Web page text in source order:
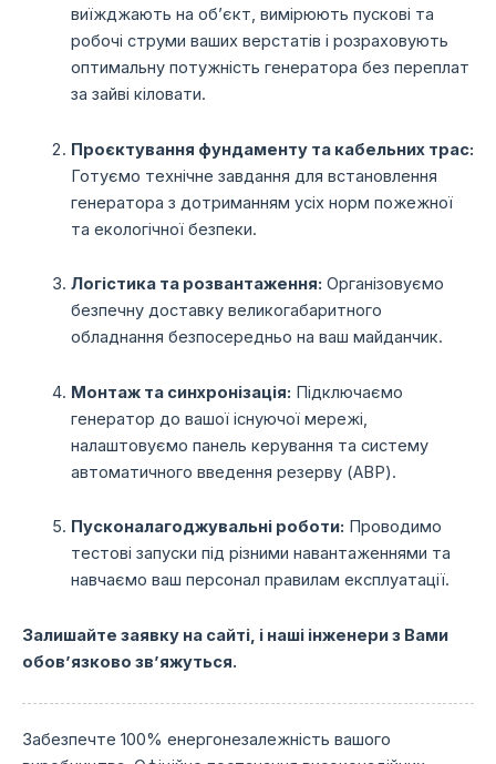
виїжджають на об’єкт, вимірюють пускові та
робочі струми ваших верстатів і розраховують
оптимальну потужність генератора без переплат
за зайві кіловати.
Проєктування фундаменту та кабельних трас:
Готуємо технічне завдання для встановлення
генератора з дотриманням усіх норм пожежної
та екологічної безпеки.
Логістика та розвантаження: Організовуємо
безпечну доставку великогабаритного
обладнання безпосередньо на ваш майданчик.
Монтаж та синхронізація: Підключаємо
генератор до вашої існуючої мережі,
налаштовуємо панель керування та систему
автоматичного введення резерву (АВР).
Пусконалагоджувальні роботи: Проводимо
тестові запуски під різними навантаженнями та
навчаємо ваш персонал правилам експлуатації.
Залишайте заявку на сайті, і наші інженери з Вами
обов’язково зв’яжуться.
Забезпечте 100% енергонезалежність вашого